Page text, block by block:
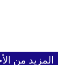
المزيد من